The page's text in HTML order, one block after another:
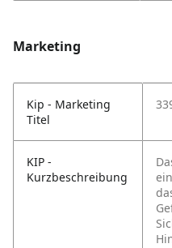
Marketing
Kip - Marketing
Titel
KIP -
Kurzbeschreibung